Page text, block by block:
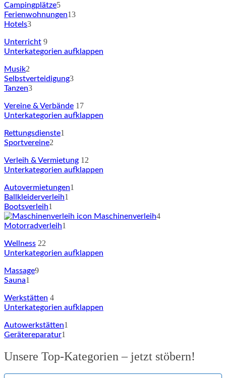
Campingplätze5
Ferienwohnungen13
Hotels3
Unterricht 9
Unterkategorien aufklappen
Musik2
Selbstverteidigung3
Tanzen3
Vereine & Verbände 17
Unterkategorien aufklappen
Rettungsdienste1
Sportvereine2
Verleih & Vermietung 12
Unterkategorien aufklappen
Autovermietungen1
Ballkleiderverleih1
Bootsverleih1
Maschinenverleih4
Motorradverleih1
Wellness 22
Unterkategorien aufklappen
Massage9
Sauna1
Werkstätten 4
Unterkategorien aufklappen
Autowerkstätten1
Gerätereparatur1
Unsere Top-Kategorien – jetzt stöbern!